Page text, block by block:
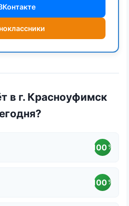
в г. Красноуфимск
100 %
100 %